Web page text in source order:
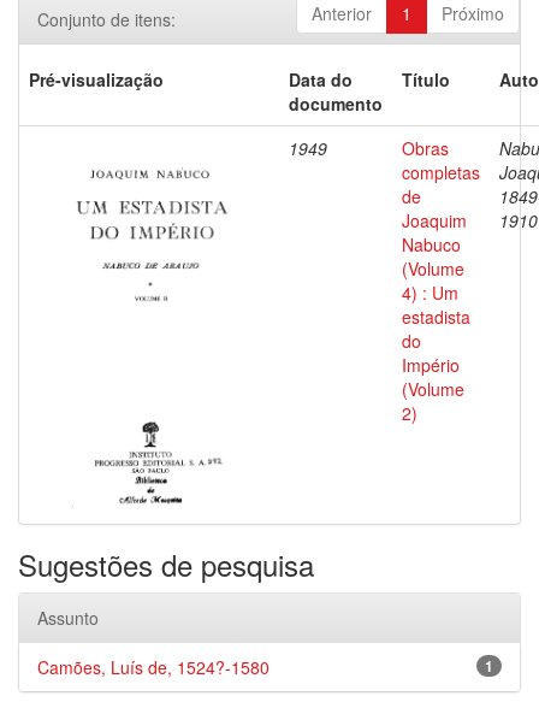
Anterior 1 Próximo
Conjunto de itens:
Pré-visualização
Data do
documento
Título
1949
Obras
completas
de
Joaquim
Nabuco
(Volume
4) : Um
estadista
do
Império
(Volume
2)
1910
Sugestões de pesquisa
Assunto
1
Camões, Luís de, 1524?-1580